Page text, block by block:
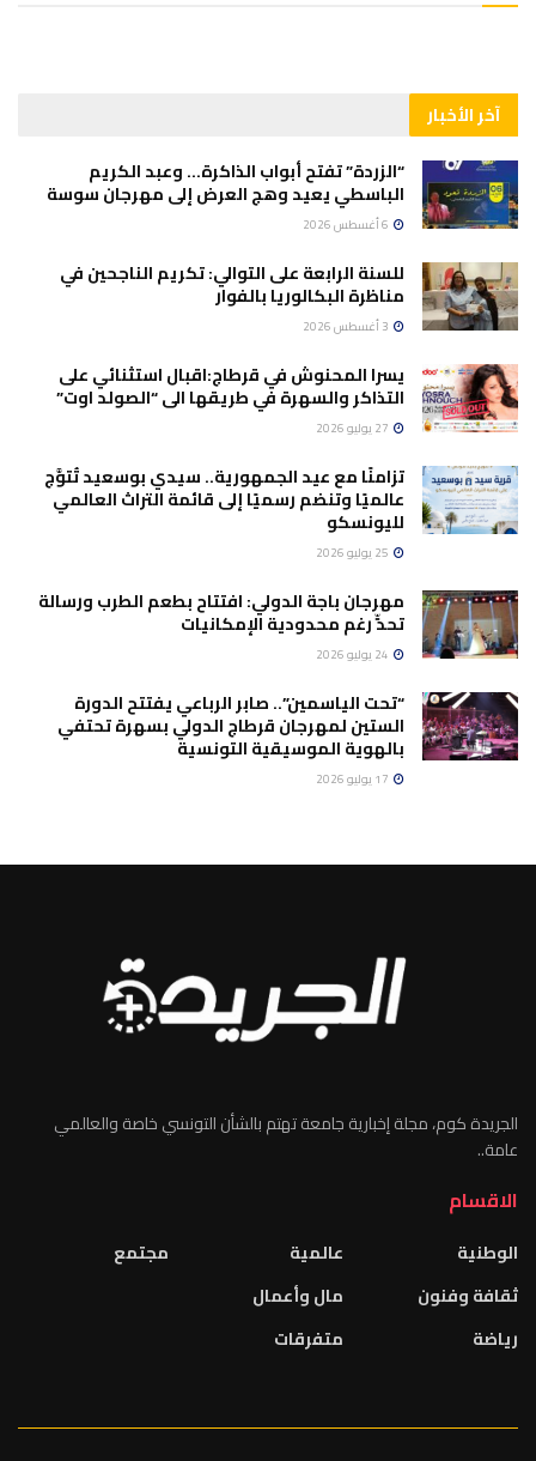
آخر الأخبار
“الزردة” تفتح أبواب الذاكرة… وعبد الكريم
الباسطي يعيد وهج العرض إلى مهرجان سوسة
للسنة الرابعة على التوالي: تكريم الناجحين في
مناظرة البكالوريا بالفوار
يسرا المحنوش في قرطاج:اقبال استثنائي على
التذاكر والسهرة في طريقها الى “الصولد اوت”
تزامنًا مع عيد الجمهورية.. سيدي بوسعيد تُتوَّج
عالميًا وتنضم رسميًا إلى قائمة التراث العالمي
لليونسكو
مهرجان باجة الدولي: افتتاح بطعم الطرب ورسالة
تحدٍّ رغم محدودية الإمكانيات
“تحت الياسمين”.. صابر الرباعي يفتتح الدورة
الستين لمهرجان قرطاج الدولي بسهرة تحتفي
بالهوية الموسيقية التونسية
الجريدة كوم، مجلة إخبارية جامعة تهتم بالشأن التونسي خاصة والعالمي
عامة..
الاقسام
الوطنية
ثقافة وفنون
رياضة
عالمية
مال وأعمال
متفرقات
مجتمع